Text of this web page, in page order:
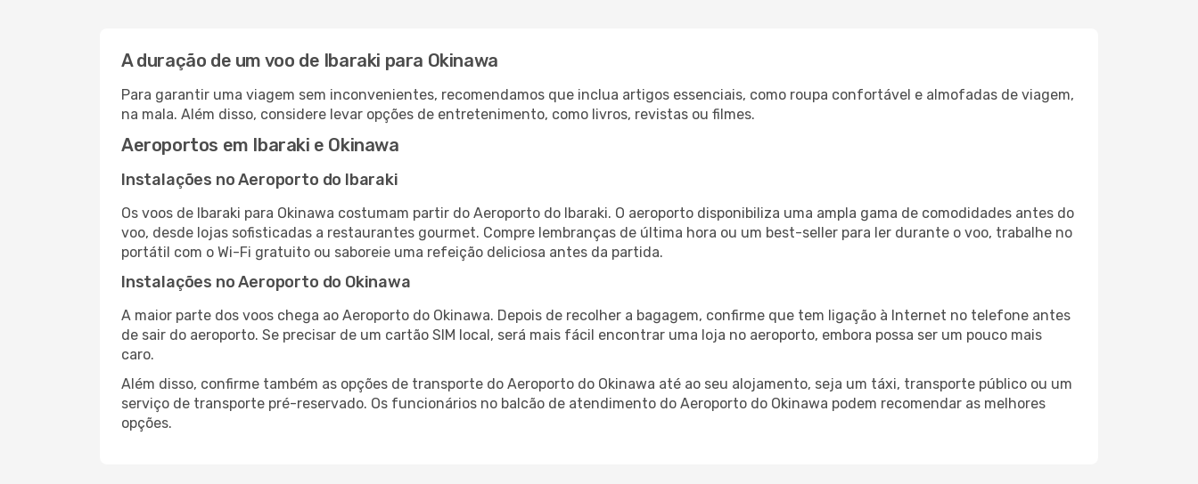
A duração de um voo de Ibaraki para Okinawa
Para garantir uma viagem sem inconvenientes, recomendamos que inclua artigos essenciais, como roupa confortável e almofadas de viagem,
na mala. Além disso, considere levar opções de entretenimento, como livros, revistas ou filmes.
Aeroportos em Ibaraki e Okinawa
Instalações no Aeroporto do Ibaraki
Os voos de Ibaraki para Okinawa costumam partir do Aeroporto do Ibaraki. O aeroporto disponibiliza uma ampla gama de comodidades antes do
voo, desde lojas sofisticadas a restaurantes gourmet. Compre lembranças de última hora ou um best-seller para ler durante o voo, trabalhe no
portátil com o Wi-Fi gratuito ou saboreie uma refeição deliciosa antes da partida.
Instalações no Aeroporto do Okinawa
A maior parte dos voos chega ao Aeroporto do Okinawa. Depois de recolher a bagagem, confirme que tem ligação à Internet no telefone antes
de sair do aeroporto. Se precisar de um cartão SIM local, será mais fácil encontrar uma loja no aeroporto, embora possa ser um pouco mais
caro.
Além disso, confirme também as opções de transporte do Aeroporto do Okinawa até ao seu alojamento, seja um táxi, transporte público ou um
serviço de transporte pré-reservado. Os funcionários no balcão de atendimento do Aeroporto do Okinawa podem recomendar as melhores
opções.